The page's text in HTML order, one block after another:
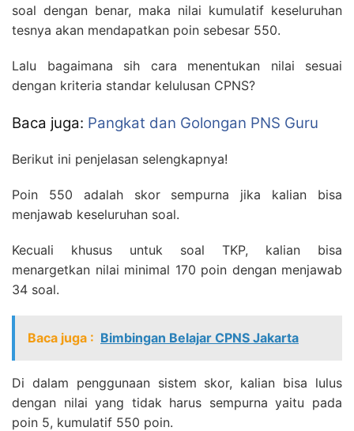
soal dengan benar, maka nilai kumulatif keseluruhan
tesnya akan mendapatkan poin sebesar 550.
Lalu bagaimana sih cara menentukan nilai sesuai
dengan kriteria standar kelulusan CPNS?
Baca juga: Pangkat dan Golongan PNS Guru
Berikut ini penjelasan selengkapnya!
Poin 550 adalah skor sempurna jika kalian bisa
menjawab keseluruhan soal.
Kecuali khusus untuk soal TKP, kalian bisa
menargetkan nilai minimal 170 poin dengan menjawab
34 soal.
Baca juga : Bimbingan Belajar CPNS Jakarta
Di dalam penggunaan sistem skor, kalian bisa lulus
dengan nilai yang tidak harus sempurna yaitu pada
poin 5, kumulatif 550 poin.